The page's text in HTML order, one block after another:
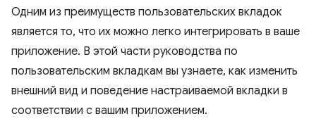
Одним из преимуществ пользовательских вкладок
является то, что их можно легко интегрировать в ваше
приложение. В этой части руководства по
пользовательским вкладкам вы узнаете, как изменить
внешний вид и поведение настраиваемой вкладки в
соответствии с вашим приложением.